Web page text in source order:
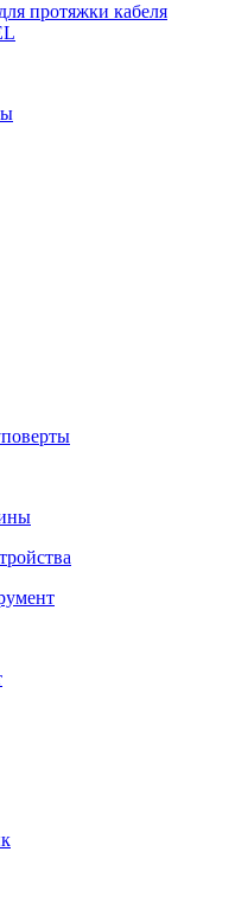
протяжки кабеля